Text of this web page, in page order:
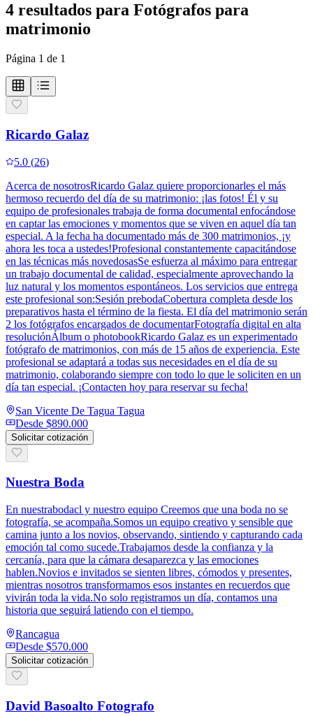
4 resultados para Fotógrafos para
matrimonio
Página 1 de 1
Ricardo Galaz
5.0 (26)
Acerca de nosotrosRicardo Galaz quiere proporcionarles el más
hermoso recuerdo del día de su matrimonio: ¡las fotos! Él y su
equipo de profesionales trabaja de forma documental enfocándose
en captar las emociones y momentos que se viven en aquel día tan
especial. A la fecha ha documentado más de 300 matrimonios, ¡y
ahora les toca a ustedes!Profesional constantemente capacitándose
en las técnicas más novedosasSe esfuerza al máximo para entregar
un trabajo documental de calidad, especialmente aprovechando la
luz natural y los momentos espontáneos. Los servicios que entrega
este profesional son:Sesión prebodaCobertura completa desde los
preparativos hasta el término de la fiesta. El día del matrimonio serán
2 los fotógrafos encargados de documentarFotografía digital en alta
resoluciónÁlbum o photobookRicardo Galaz es un experimentado
fotógrafo de matrimonios, con más de 15 años de experiencia. Este
profesional se adaptará a todas sus necesidades en el día de su
matrimonio, colaborando siempre con todo lo que le soliciten en un
día tan especial. ¡Contacten hoy para reservar su fecha!
San Vicente De Tagua Tagua
Desde $890.000
Solicitar cotización
Nuestra Boda
En nuestrabodacl y nuestro equipo Creemos que una boda no se
fotografía, se acompaña.Somos un equipo creativo y sensible que
camina junto a los novios, observando, sintiendo y capturando cada
emoción tal como sucede.Trabajamos desde la confianza y la
cercanía, para que la cámara desaparezca y las emociones
hablen.Novios e invitados se sienten libres, cómodos y presentes,
mientras nosotros transformamos esos instantes en recuerdos que
vivirán toda la vida.No solo registramos un día, contamos una
historia que seguirá latiendo con el tiempo.
Rancagua
Desde $570.000
Solicitar cotización
David Basoalto Fotografo